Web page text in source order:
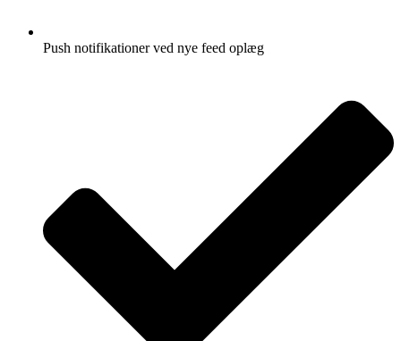
Push notifikationer ved nye feed oplæg